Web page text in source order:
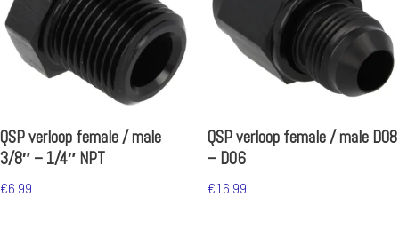
QSP verloop female / male
3/8″ – 1/4″ NPT
€6.99
QSP verloop female / male D08
– D06
€16.99